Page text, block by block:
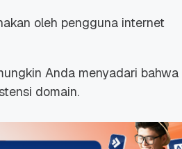
oleh pengguna internet
Anda menyadari bahwa
domain.